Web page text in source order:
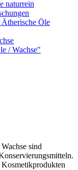
naturrein
Ätherische Öle
/ Wachse"
sind